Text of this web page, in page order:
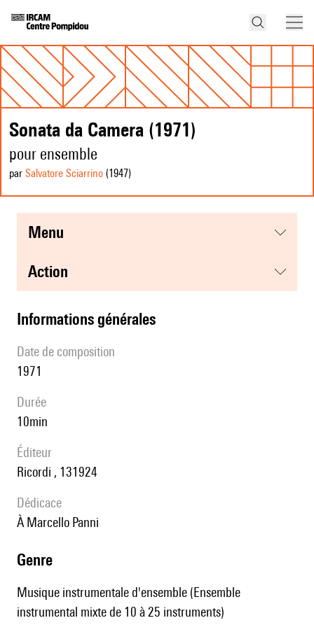
Sonata da Camera (1971)
pour ensemble
par Salvatore Sciarrino (1947)
menu
action
informations générales
date de composition
1971
durée
10min
éditeur
Ricordi , 131924
Dédicace
à Marcello Panni
genre
Musique instrumentale d'ensemble (Ensemble
instrumental mixte de 10 à 25 instruments)